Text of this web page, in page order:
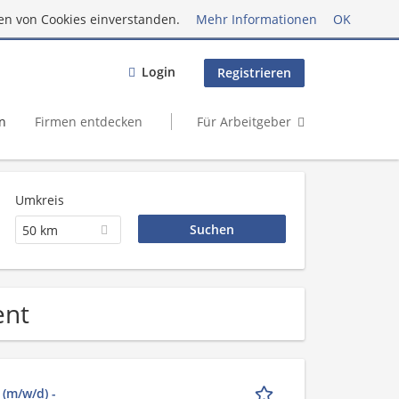
von Cookies einverstanden. Mehr Informationen OK
Login Registrieren
Firmen entdecken Für Arbeitgeber
Umkreis
50 km
w/d) -